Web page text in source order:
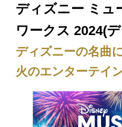
ディズニー ミュ
ワークス 2024(
ディズニーの名曲
火のエンターテイ